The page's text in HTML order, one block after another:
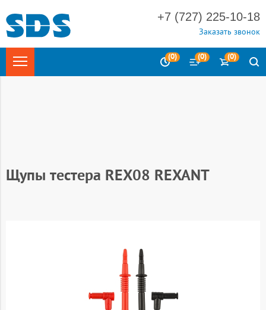
+7 (727) 225-10-18
Заказать звонок
(0) (0) (0)
Щупы тестера REX08 REXANT